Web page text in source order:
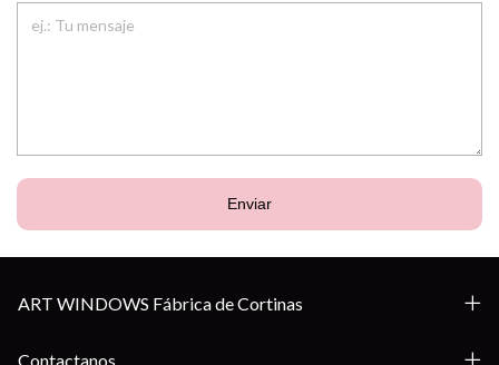
Enviar
ART WINDOWS Fábrica de Cortinas
Contactanos